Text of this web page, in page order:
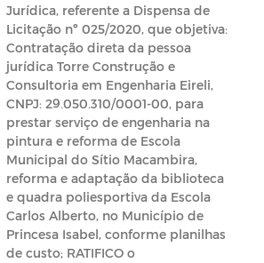
Jurídica, referente a Dispensa de
Licitação nº 025/2020, que objetiva:
Contratação direta da pessoa
jurídica Torre Construção e
Consultoria em Engenharia Eireli,
CNPJ: 29.050.310/0001-00, para
prestar serviço de engenharia na
pintura e reforma de Escola
Municipal do Sítio Macambira,
reforma e adaptação da biblioteca
e quadra poliesportiva da Escola
Carlos Alberto, no Município de
Princesa Isabel, conforme planilhas
de custo; RATIFICO o